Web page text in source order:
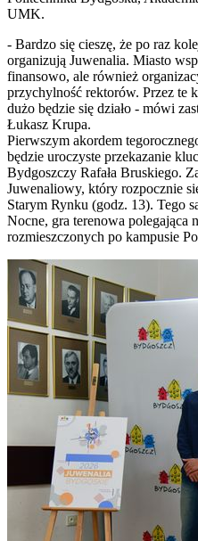
UMK.
- Bardzo się cieszę, że po raz
organizują Juwenalia. Miasto
finansowo, ale również
przychylność rektorów. Przez te
dużo będzie się działo - mówi
Łukasz Krupa.
Pierwszym akordem
będzie uroczyste przekazanie
Bydgoszczy Rafała Bruskiego.
Juwenaliowy, który rozpocznie
Starym Rynku (godz. 13). Tego
Nocne, gra terenowa polegająca
rozmieszczonych po kampusie